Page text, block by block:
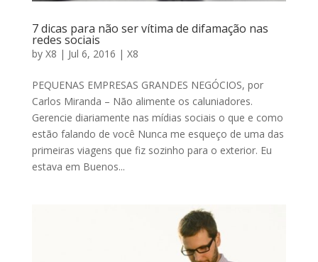
7 dicas para não ser vítima de difamação nas
redes sociais
by X8 | Jul 6, 2016 | X8
PEQUENAS EMPRESAS GRANDES NEGÓCIOS, por
Carlos Miranda – Não alimente os caluniadores.
Gerencie diariamente nas mídias sociais o que e como
estão falando de você Nunca me esqueço de uma das
primeiras viagens que fiz sozinho para o exterior. Eu
estava em Buenos...